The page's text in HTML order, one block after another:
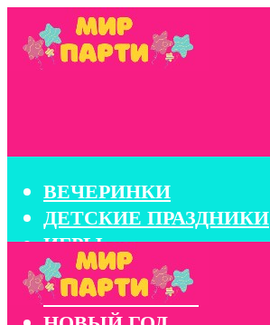
ВЕЧЕРИНКИ
ДЕТСКИЕ ПРАЗДНИКИ
ИГРЫ
КОНКУРСЫ
КОРПОРАТИВЫ